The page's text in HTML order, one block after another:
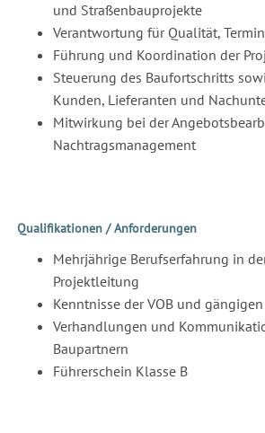
und Straßenbauprojekte
Verantwortung für Qualität,
Führung und Koordination der
Steuerung des Baufortschritts
Kunden, Lieferanten und
Mitwirkung bei der
Nachtragsmanagement
Qualifikationen / Anforderungen
Mehrjährige Berufserfahrung in
Projektleitung
Kenntnisse der VOB und
Verhandlungen und
Baupartnern
Führerschein Klasse B